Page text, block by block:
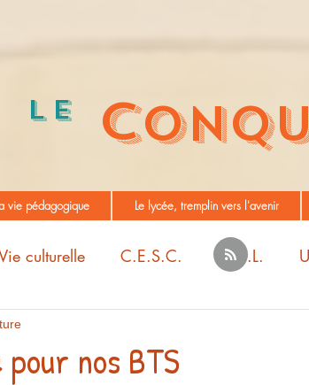
Le C
vie pédagogique Le lycée, tremplin vers l'avenir
culturelle C.E.S.C. M.D.L.
nos BTS